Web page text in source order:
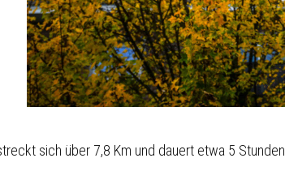
sich über 7,8 Km und dauert etwa 5 Stunden.